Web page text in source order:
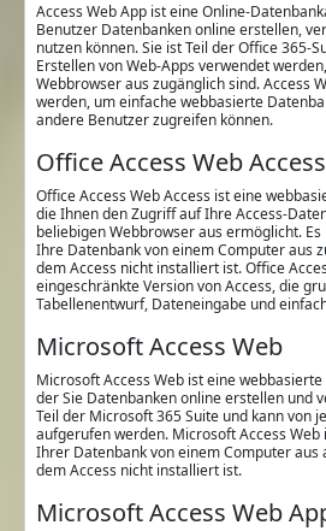
Access Web App ist eine Online-
Benutzer Datenbanken online erstellen,
nutzen können. Sie ist Teil der Office 365-
Erstellen von Web-Apps verwendet
Webbrowser aus zugänglich sind. Access
werden, um einfache webbasierte
andere Benutzer zugreifen können.
Office Access Web Access
Office Access Web Access ist eine
die Ihnen den Zugriff auf Ihre Access-
beliebigen Webbrowser aus ermöglicht.
Ihre Datenbank von einem Computer aus
dem Access nicht installiert ist. Office
eingeschränkte Version von Access, die
Tabellenentwurf, Dateneingabe und
Microsoft Access Web
Microsoft Access Web ist eine
der Sie Datenbanken online erstellen und
Teil der Microsoft 365 Suite und kann von
aufgerufen werden. Microsoft Access Web
Ihrer Datenbank von einem Computer aus
dem Access nicht installiert ist.
Microsoft Access Web